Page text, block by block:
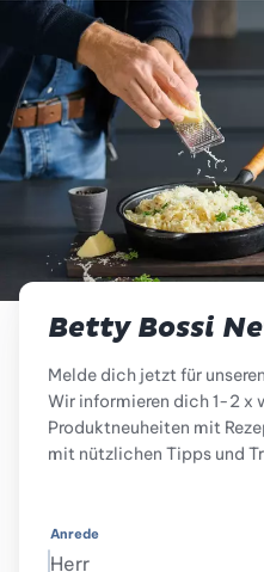
Betty Bossi
Melde dich jetzt für
Wir informieren dich 1-2 x
Produktneuheiten mit
mit nützlichen Tipps und
Anrede
Herr